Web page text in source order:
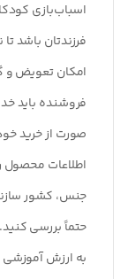
اسباب‌بازی
فرزندتان باشد
امکان تعویض و
فروشنده باید
صورت از خرید
اطلاعات محصول
جنس، کشور
حتماً بررسی کنید.
به ارزش